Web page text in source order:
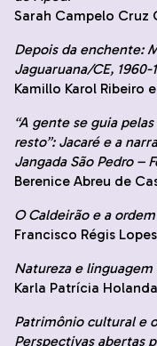
Sarah Campelo Cruz
Depois da enchente:
Jaguaruana/CE, 1960-
Kamillo Karol Ribeiro
“A gente se guia
resto”: Jacaré e a
Jangada São Pedro –
Berenice Abreu de
O Caldeirão e a
Francisco Régis
Natureza e
Karla Patrícia
Patrimônio cultural e
Perspectivas abertas